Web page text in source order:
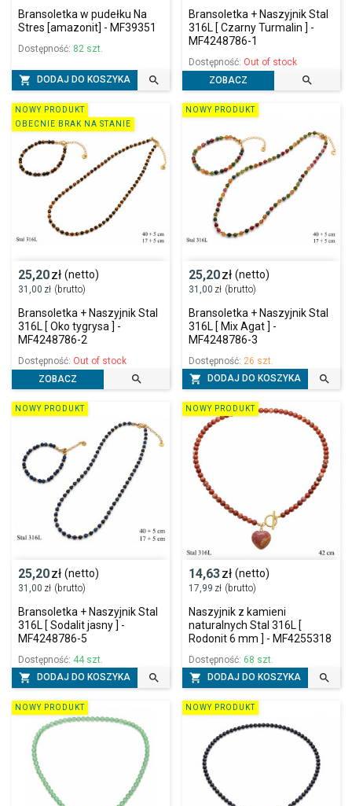
Bransoletka w pudełku Na
Stres [amazonit] - MF39351
Dostępność: 82 szt.
 DODAJ DO KOSZYKA 
Bransoletka + Naszyjnik Stal
316L [ Czarny Turmalin ] -
MF4248786-1
Dostępność: Out of stock
ZOBACZ

25,20zł (netto)
31,00 zł (brutto)
Bransoletka + Naszyjnik Stal
316L [ Oko tygrysa ] -
MF4248786-2
Dostępność: Out of stock
ZOBACZ

NOWY PRODUKT
OBECNIE BRAK NA STANIE
25,20zł (netto)
31,00 zł (brutto)
Bransoletka + Naszyjnik Stal
316L [ Mix Agat ] -
MF4248786-3
Dostępność: 26 szt.
 DODAJ DO KOSZYKA 
NOWY PRODUKT
25,20zł (netto)
31,00 zł (brutto)
Bransoletka + Naszyjnik Stal
316L [ Sodalit jasny ] -
MF4248786-5
Dostępność: 44 szt.
 DODAJ DO KOSZYKA 
NOWY PRODUKT
14,63zł (netto)
17,99 zł (brutto)
Naszyjnik z kamieni
naturalnych Stal 316L [
Rodonit 6 mm ] - MF4255318
Dostępność: 68 szt.
 DODAJ DO KOSZYKA 
NOWY PRODUKT
NOWY PRODUKT NOWY PRODUKT